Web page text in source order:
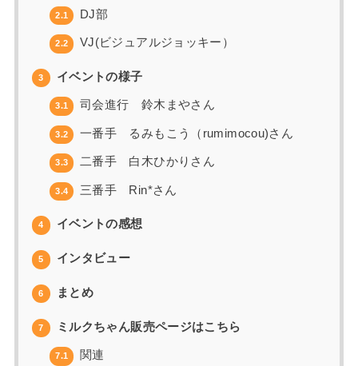
2.1 DJ部
2.2 VJ(ビジュアルジョッキー）
3 イベントの様子
3.1 司会進行 鈴木まやさん
3.2 一番手 るみもこう（rumimocou)さん
3.3 二番手 白木ひかりさん
3.4 三番手 Rin*さん
4 イベントの感想
5 インタビュー
6 まとめ
7 ミルクちゃん販売ページはこちら
7.1 関連